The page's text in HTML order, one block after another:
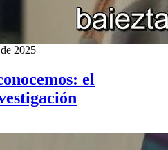
2025
el